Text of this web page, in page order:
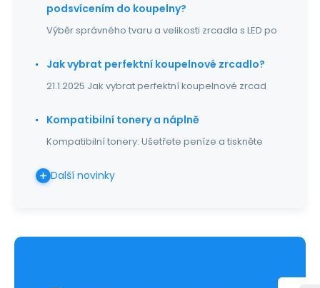
podsvícením do koupelny?
Výběr správného tvaru a velikosti zrcadla s LED po
Jak vybrat perfektní koupelnové zrcadlo?
21.1.2025 Jak vybrat perfektní koupelnové zrcad
Kompatibilní tonery a náplně
Kompatibilní tonery: Ušetřete peníze a tiskněte
Další novinky